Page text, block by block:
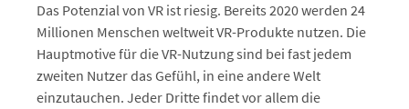
Das Potenzial von VR ist riesig. Bereits 2020 werden 24
Millionen Menschen weltweit VR-Produkte nutzen. Die
Hauptmotive für die VR-Nutzung sind bei fast jedem
zweiten Nutzer das Gefühl, in eine andere Welt
einzutauchen. Jeder Dritte findet vor allem die